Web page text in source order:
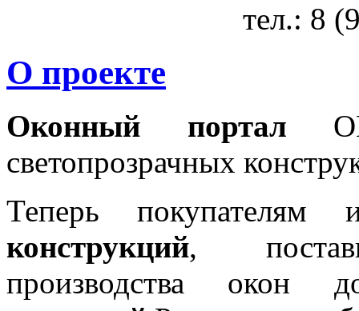
тел.: 8
О проекте
Оконный портал
светопрозрачных
Теперь покупателям
конструкций,
производства окон